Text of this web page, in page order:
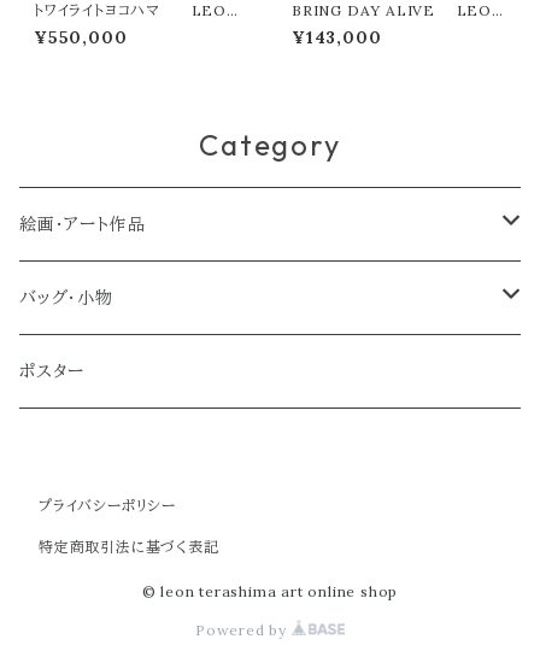
トワイライトヨコハマ LEON
TERASHIMA版画作品77作限
定（オンライン限定特典付き作
¥550,000
BRING DAY ALIVE LEON
TERASHIMA版画作品180作
限定
¥143,000
Category
絵画・アート作品
大型作品
ノーマルサイズ（約Ａ２サイズ）
スモールサイズ
バッグ・小物
トートバッグ
ショルダーバッグ
ポスター
プライバシーポリシー
特定商取引法に基づく表記
© leon terashima art online shop
Powered by